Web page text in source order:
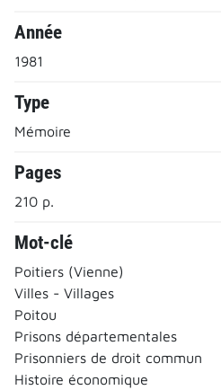
Année
1981
Type
Mémoire
Pages
210 p.
Mot-clé
Poitiers (Vienne)
Villes - Villages
Poitou
Prisons départementales
Prisonniers de droit commun
Histoire économique